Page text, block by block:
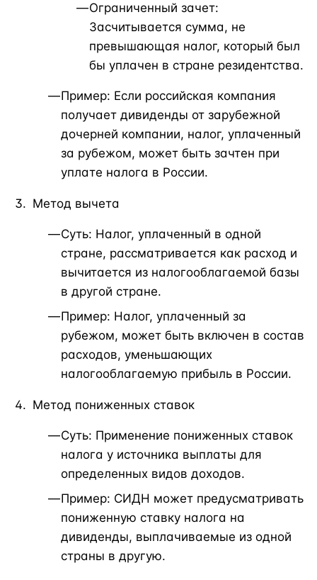
Ограниченный зачет:
Засчитывается сумма, не
превышающая налог, который был
бы уплачен в стране резидентства.
Пример: Если российская компания
получает дивиденды от зарубежной
дочерней компании, налог, уплаченный
за рубежом, может быть зачтен при
уплате налога в России.
Метод вычета
Суть: Налог, уплаченный в одной
стране, рассматривается как расход и
вычитается из налогооблагаемой базы
в другой стране.
Пример: Налог, уплаченный за
рубежом, может быть включен в состав
расходов, уменьшающих
налогооблагаемую прибыль в России.
Метод пониженных ставок
Суть: Применение пониженных ставок
налога у источника выплаты для
определенных видов доходов.
Пример: СИДН может предусматривать
пониженную ставку налога на
дивиденды, выплачиваемые из одной
страны в другую.